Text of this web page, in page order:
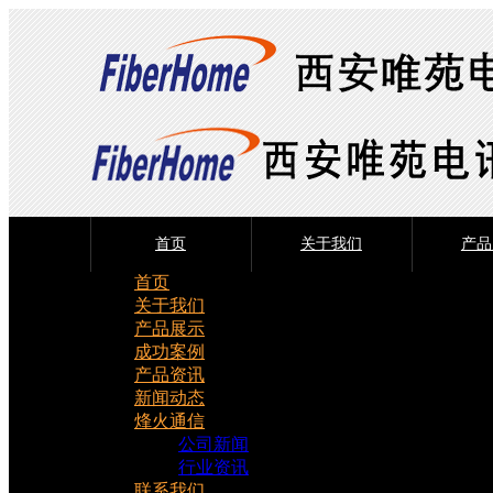
首页 关于我们 产
首页
关于我们
产品展示
成功案例
产品资讯
新闻动态
烽火通信
公司新闻
行业资讯